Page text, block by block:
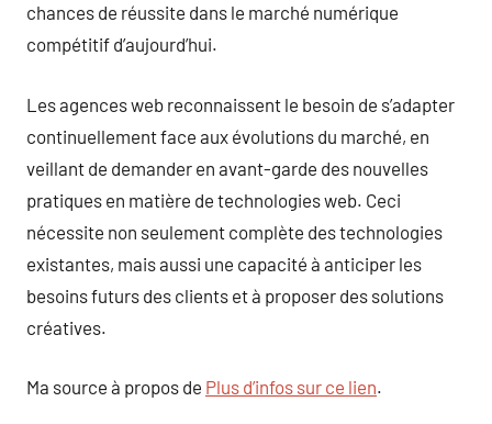
chances de réussite dans le marché numérique
compétitif d’aujourd’hui.
Les agences web reconnaissent le besoin de s’adapter
continuellement face aux évolutions du marché, en
veillant de demander en avant-garde des nouvelles
pratiques en matière de technologies web. Ceci
nécessite non seulement complète des technologies
existantes, mais aussi une capacité à anticiper les
besoins futurs des clients et à proposer des solutions
créatives.
Ma source à propos de Plus d’infos sur ce lien.